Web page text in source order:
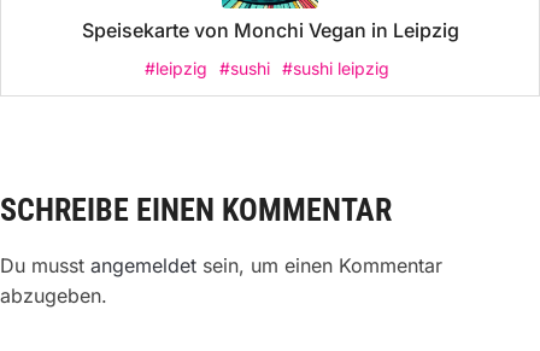
Speisekarte von Monchi Vegan in Leipzig
#leipzig #sushi #sushi leipzig
SCHREIBE EINEN KOMMENTAR
Du musst angemeldet sein, um einen Kommentar
abzugeben.